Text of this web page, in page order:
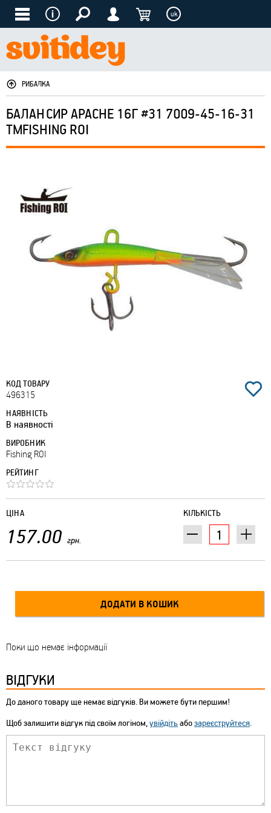
uk
РИБАЛКА
БАЛАНСИР APACHE 16Г #31 7009-45-16-31
ТМFISHING ROI
КОД ТОВАРУ
496315
НАЯВНІСТЬ
В наявності
ВИРОБНИК
Fishing ROI
РЕЙТИНГ
КІЛЬКІСТЬ
ЦІНА
157.00 грн.
Поки що немає інформації
ВІДГУКИ
До даного товару ще немає відгуків. Ви можете бути першим!
Щоб залишити відгук під своїм логіном,увійдітьабозареєструйтеся.